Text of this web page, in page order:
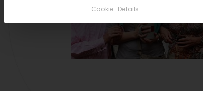
Cookie-Details